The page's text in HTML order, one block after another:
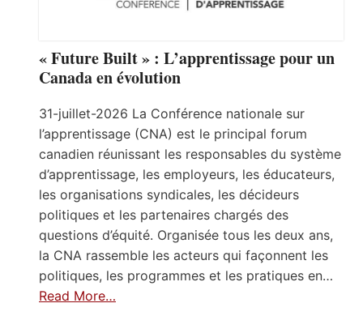
« Future Built » : L’apprentissage pour un
Canada en évolution
31-juillet-2026 La Conférence nationale sur
l’apprentissage (CNA) est le principal forum
canadien réunissant les responsables du système
d’apprentissage, les employeurs, les éducateurs,
les organisations syndicales, les décideurs
politiques et les partenaires chargés des
questions d’équité. Organisée tous les deux ans,
la CNA rassemble les acteurs qui façonnent les
politiques, les programmes et les pratiques en…
Read More…